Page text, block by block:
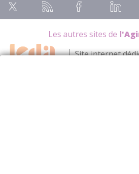
Les autres sites de
Site internet